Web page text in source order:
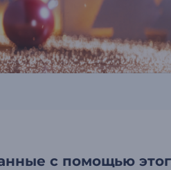
с помощью